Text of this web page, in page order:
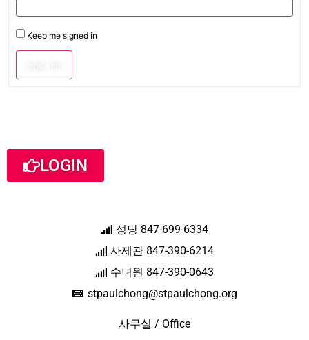
Keep me signed in
LOGIN
성당 847-699-6334
사제관 847-390-6214
수녀원 847-390-0643
stpaulchong@stpaulchong.org
사무실 / Office